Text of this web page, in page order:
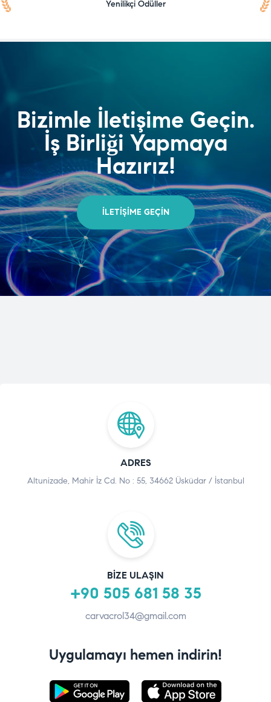
Yenilikçi Ödüller
Bizimle İletişime Geçin.
İş Birliği Yapmaya
Hazırız!
İLETIŞIME GEÇIN
ADRES
Altunizade, Mahir İz Cd. No : 55, 34662 Üsküdar / İstanbul
BIZE ULAŞIN
+90 505 681 58 35
carvacrol34@gmail.com
Uygulamayı hemen indirin!